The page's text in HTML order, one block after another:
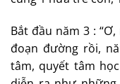
Bắt đầu năm 3 :
đoạn đường rồi,
tâm, quyết tâm